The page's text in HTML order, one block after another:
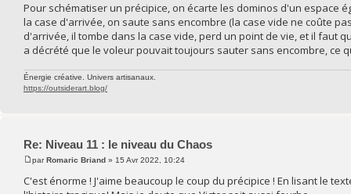
Pour schématiser un précipice, on écarte les dominos d'un espace
la case d'arrivée, on saute sans encombre (la case vide ne coûte
d'arrivée, il tombe dans la case vide, perd un point de vie, et il faut
a décrété que le voleur pouvait toujours sauter sans encombre, ce
Énergie créative. Univers artisanaux.
https://outsiderart.blog/
Re: Niveau 11 : le niveau du Chaos
parRomaric Briand » 15 Avr 2022, 10:24
C'est énorme ! J'aime beaucoup le coup du précipice ! En lisant le